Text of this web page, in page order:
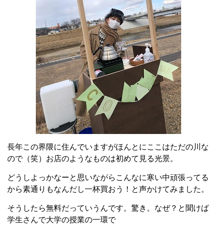
長年この界隈に住んでいますがほんとにここはただの川な
ので（笑）お店のようなものは初めて見る光景。
どうしよっかなーと思いながらこんなに寒い中頑張ってる
から素通りもなんだし一杯買おう！と声かけてみました。
そうしたら無料だっていうんです。驚き。なぜ？と聞けば
学生さんで大学の授業の一環で